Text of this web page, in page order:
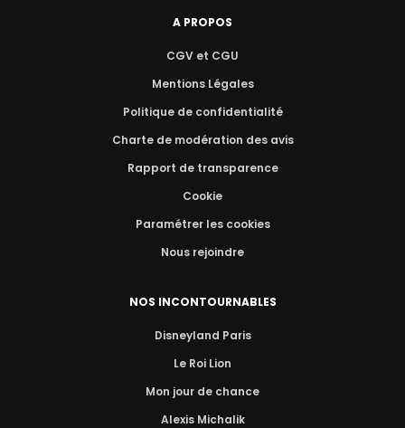
A PROPOS
CGV et CGU
Mentions Légales
Politique de confidentialité
Charte de modération des avis
Rapport de transparence
Cookie
Paramétrer les cookies
Nous rejoindre
NOS INCONTOURNABLES
Disneyland Paris
Le Roi Lion
Mon jour de chance
Alexis Michalik